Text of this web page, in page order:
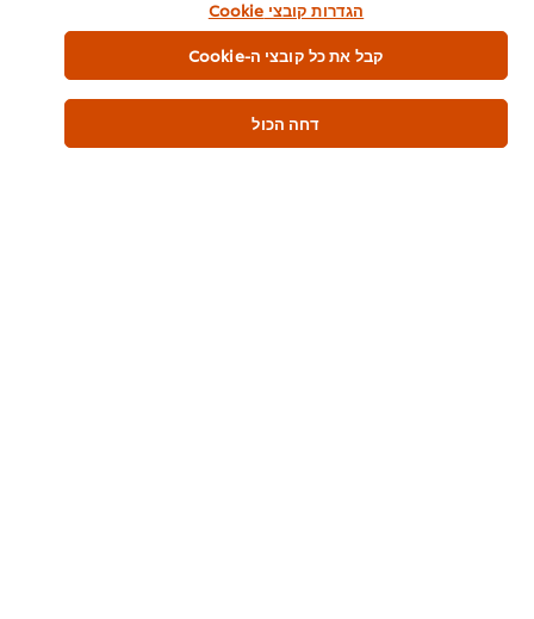
צור איתנו קשר
הגדרות קובצי Cookie
דחה הכול
קבל את כל קובצי ה-Cookie